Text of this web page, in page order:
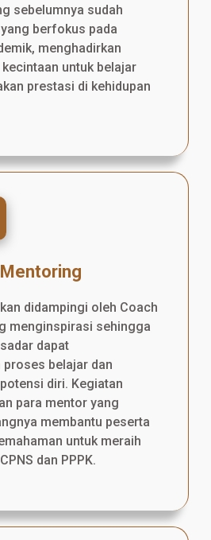
sebelumnya sudah
berfokus pada
menghadirkan
untuk belajar
prestasi di kehidupan
didampingi oleh Coach
menginspirasi sehingga
dapat
belajar dan
diri. Kegiatan
para mentor yang
membantu peserta
untuk meraih
dan PPPK.